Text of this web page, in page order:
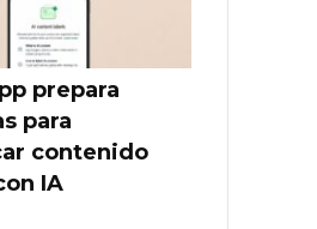
prepara
para
contenido
IA